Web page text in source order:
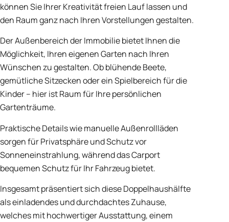
können Sie Ihrer Kreativität freien Lauf lassen und
den Raum ganz nach Ihren Vorstellungen gestalten.
Der Außenbereich der Immobilie bietet Ihnen die
Möglichkeit, Ihren eigenen Garten nach Ihren
Wünschen zu gestalten. Ob blühende Beete,
gemütliche Sitzecken oder ein Spielbereich für die
Kinder – hier ist Raum für Ihre persönlichen
Gartenträume.
Praktische Details wie manuelle Außenrollläden
sorgen für Privatsphäre und Schutz vor
Sonneneinstrahlung, während das Carport
bequemen Schutz für Ihr Fahrzeug bietet.
Insgesamt präsentiert sich diese Doppelhaushälfte
als einladendes und durchdachtes Zuhause,
welches mit hochwertiger Ausstattung, einem